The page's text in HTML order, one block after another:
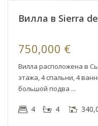
Вилла в Sierra
750,000 €
Вилла расположена в
этажа, 4 спальни, 4
большой подва
4 4
Алтеа